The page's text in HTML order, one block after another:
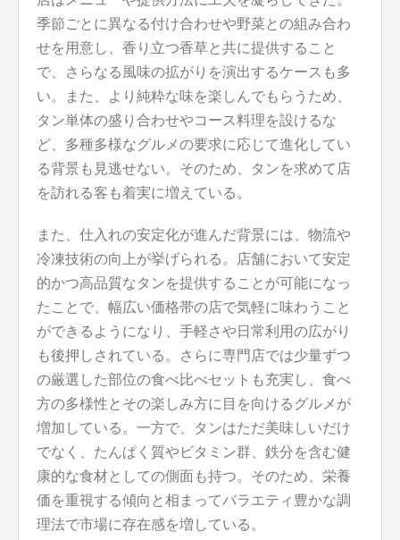
季節ごとに異なる付け合わせや野菜との組み合わ
せを用意し、香り立つ香草と共に提供すること
で、さらなる風味の拡がりを演出するケースも多
い。また、より純粋な味を楽しんでもらうため、
タン単体の盛り合わせやコース料理を設けるな
ど、多種多様なグルメの要求に応じて進化してい
る背景も見逃せない。そのため、タンを求めて店
を訪れる客も着実に増えている。
また、仕入れの安定化が進んだ背景には、物流や
冷凍技術の向上が挙げられる。店舗において安定
的かつ高品質なタンを提供することが可能になっ
たことで、幅広い価格帯の店で気軽に味わうこと
ができるようになり、手軽さや日常利用の広がり
も後押しされている。さらに専門店では少量ずつ
の厳選した部位の食べ比べセットも充実し、食べ
方の多様性とその楽しみ方に目を向けるグルメが
増加している。一方で、タンはただ美味しいだけ
でなく、たんぱく質やビタミン群、鉄分を含む健
康的な食材としての側面も持つ。そのため、栄養
価を重視する傾向と相まってバラエティ豊かな調
理法で市場に存在感を増している。